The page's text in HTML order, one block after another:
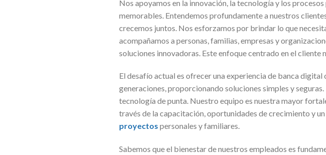
Nos apoyamos en la innovación, la tecnología y los
memorables. Entendemos profundamente a nuestros
crecemos juntos. Nos esforzamos por brindar lo que
acompañamos a personas, familias, empresas y
soluciones innovadoras. Este enfoque centrado en el cliente
El desafío actual es ofrecer una experiencia de banca
generaciones, proporcionando soluciones simples y
tecnología de punta. Nuestro equipo es nuestra mayor
través de la capacitación, oportunidades de crecimiento y
proyectos personales y familiares.
Sabemos que el bienestar de nuestros empleados es